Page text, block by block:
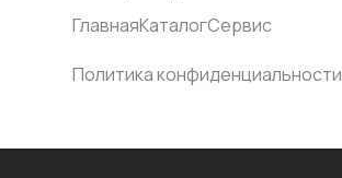
ГлавнаяКаталогСервис
Политика конфиденциальности